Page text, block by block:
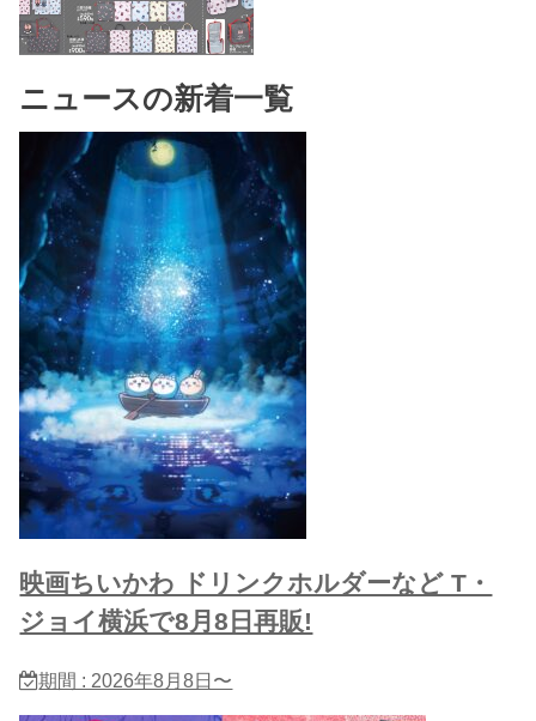
ニュースの新着一覧
映画ちいかわ ドリンクホルダーなど T・
ジョイ横浜で8月8日再販!
期間 : 2026年8月8日〜